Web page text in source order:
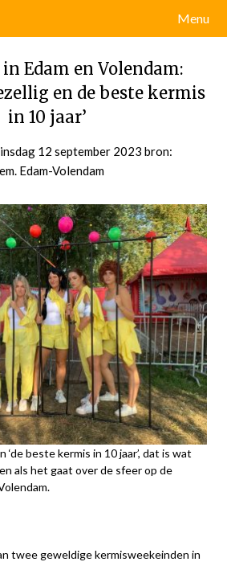
Menu
Edam en Volendam:
en de beste kermis
in 10 jaar’
12 september 2023 door
bron:
Edam-Volendam
‘de beste kermis in 10 jaar’, dat is wat
als het gaat over de sfeer op de
twee geweldige kermisweekeinden in